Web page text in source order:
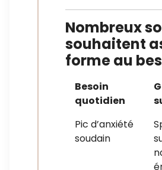
Nombreux
souhaitent
forme au
Besoin
quotidien
Pic d’anxiété
soudain